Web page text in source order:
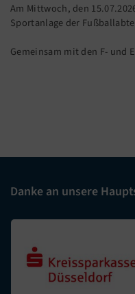
Am Mittwoch, den
Sportanlage der
Gemeinsam mit den F- und
Danke an unsere